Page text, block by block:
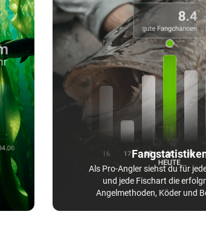
Als Pro-Angler siehst du für
und jede Fischart die
Angelmethoden, Köder und